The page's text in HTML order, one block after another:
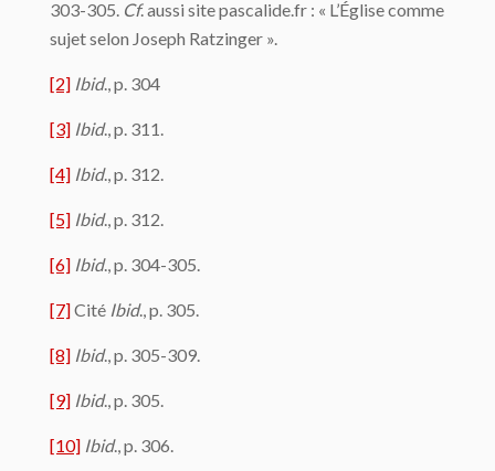
303-305. Cf. aussi site pascalide.fr : « L’Église comme
sujet selon Joseph Ratzinger ».
[2] Ibid., p. 304
[3] Ibid., p. 311.
[4] Ibid., p. 312.
[5] Ibid., p. 312.
[6] Ibid., p. 304-305.
[7]Cité Ibid., p. 305.
[8] Ibid., p. 305-309.
[9] Ibid., p. 305.
[10] Ibid., p. 306.